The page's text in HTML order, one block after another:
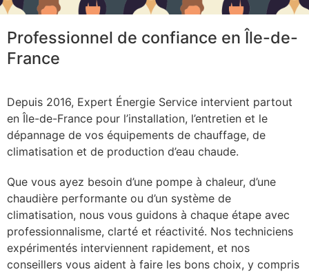
Professionnel de confiance en Île-de-
France
Depuis 2016, Expert Énergie Service intervient partout
en Île-de-France pour l’installation, l’entretien et le
dépannage de vos équipements de chauffage, de
climatisation et de production d’eau chaude.
Que vous ayez besoin d’une pompe à chaleur, d’une
chaudière performante ou d’un système de
climatisation, nous vous guidons à chaque étape avec
professionnalisme, clarté et réactivité. Nos techniciens
expérimentés interviennent rapidement, et nos
conseillers vous aident à faire les bons choix, y compris